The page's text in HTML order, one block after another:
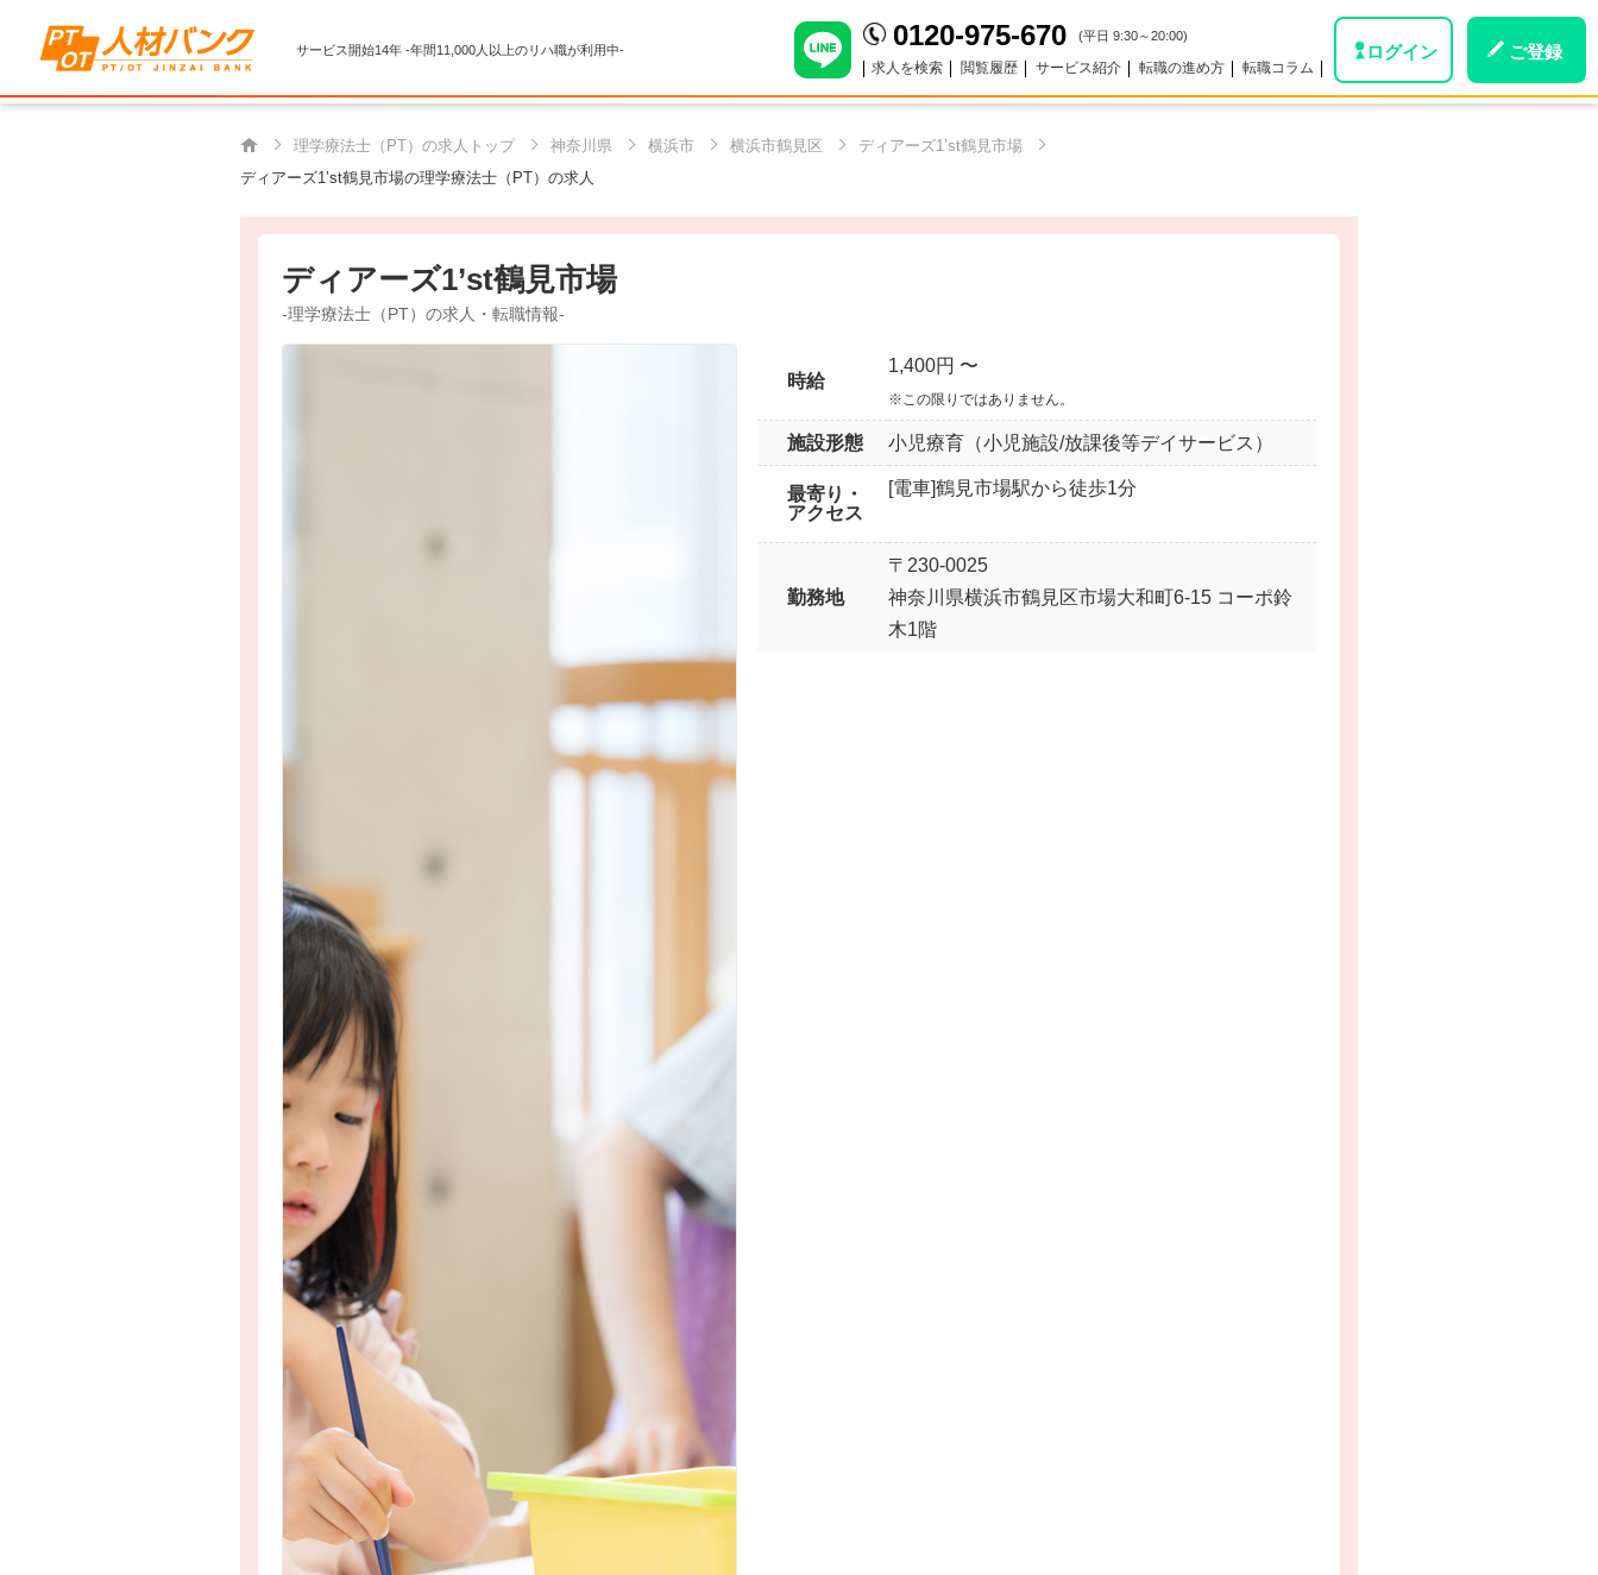
サービス開始14年 -年間11,000人以上のリハ職が利用中- 0120-975-670 (平日 9:30～20:00)
求人を検索 閲覧履歴 サービス紹介 転職の進め方 転職コラム
ログイン ご登録
理学療法士（PT）の求人トップ 神奈川県 横浜市 横浜市鶴見区
ディアーズ1’st鶴見市場
ディアーズ1’st鶴見市場の理学療法士（PT）の求人
ディアーズ1’st鶴見市場
-理学療法士（PT）の求人・転職情報-
時給
1,400円 〜
※この限りではありません。
施設形態 小児療育（小児施設/放課後等デイサービス）
最寄り・
アクセス
[電車]鶴見市場駅から徒歩1分
勤務地
〒230-0025
神奈川県横浜市鶴見区市場大和町6-15 コーポ鈴
木1階